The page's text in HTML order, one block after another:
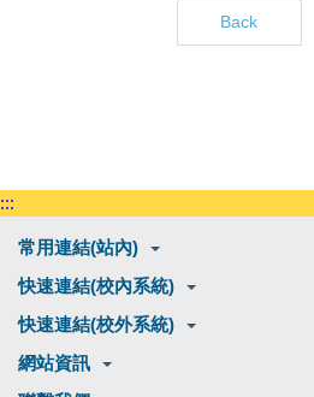
Back
:::
常用連結(站內)
快速連結(校內系統)
快速連結(校外系統)
網站資訊